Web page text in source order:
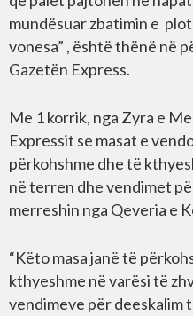
mundësuar zbatimin e
vonesa” , është thënë në
Gazetën Express.
Me 1 korrik, nga Zyra e
Expressit se masat e
përkohshme dhe të
në terren dhe vendimet
merreshin nga Qeveria e
“Këto masa janë të
kthyeshme në varësi të
vendimeve për deeskalim